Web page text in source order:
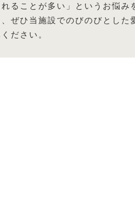
ることが多い」というお悩み
ぜひ当施設でのびのびとした
ださい。